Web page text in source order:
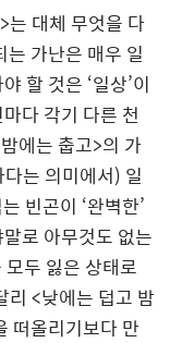
는 대체 무엇을 다
가난은 매우 일
할 것은 ‘일상’이
다 각기 다른 천
에는 춥고>의 가
는 의미에서) 일
빈곤이 ‘완벽한’
로 아무것도 없는
두 잃은 상태로
리 <낮에는 덥고 밤
떠올리기보다 만